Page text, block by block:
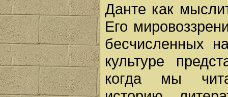
Данте как
Его
бесчисленных
культуре
когда мы